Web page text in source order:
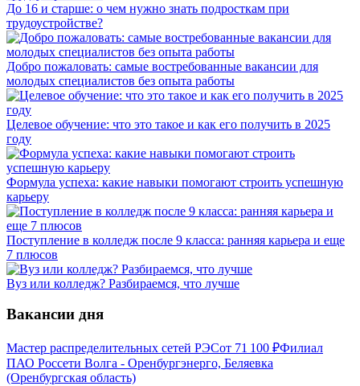
До 16 и старше: о чем нужно знать подросткам при
трудоустройстве?
Добро пожаловать: самые востребованные вакансии для
молодых специалистов без опыта работы
Целевое обучение: что это такое и как его получить в 2025
году
Формула успеха: какие навыки помогают строить успешную
карьеру
Поступление в колледж после 9 класса: ранняя карьера и еще
7 плюсов
Вуз или колледж? Разбираемся, что лучше
Вакансии дня
Мастер распределительных сетей РЭСот 71 100 ₽Филиал
ПАО Россети Волга - Оренбургэнерго, Беляевка
(Оренбургская область)